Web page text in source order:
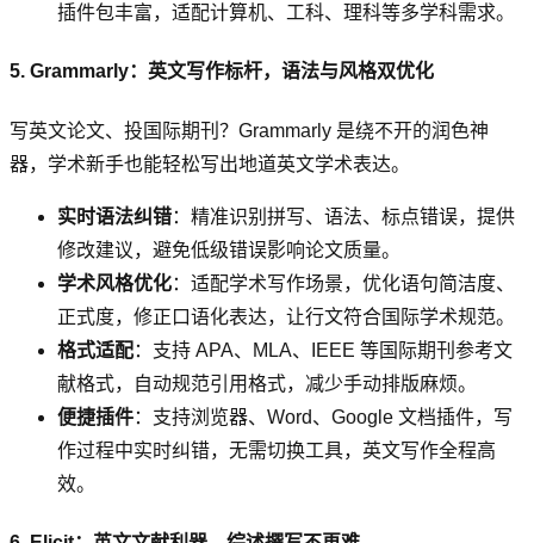
插件包丰富，适配计算机、工科、理科等多学科需求。
5. Grammarly：英文写作标杆，语法与风格双优化
写英文论文、投国际期刊？Grammarly 是绕不开的润色神
器，学术新手也能轻松写出地道英文学术表达。
实时语法纠错：精准识别拼写、语法、标点错误，提供
修改建议，避免低级错误影响论文质量。
学术风格优化：适配学术写作场景，优化语句简洁度、
正式度，修正口语化表达，让行文符合国际学术规范。
格式适配：支持 APA、MLA、IEEE 等国际期刊参考文
献格式，自动规范引用格式，减少手动排版麻烦。
便捷插件：支持浏览器、Word、Google 文档插件，写
作过程中实时纠错，无需切换工具，英文写作全程高
效。